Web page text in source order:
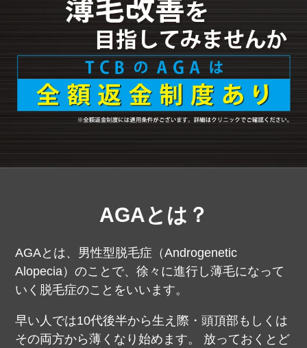
AGAとは？
AGAとは、男性型脱毛症（Androgenetic
Alopecia）のことで、徐々に進行し薄毛になって
いく脱毛症のことをいいます。
早い人では10代後半から生え際・頭頂部もしくは
その両方から薄くなり始めます。
放っておくとど